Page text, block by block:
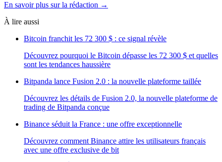
En savoir plus sur la rédaction →
À lire aussi
Bitcoin franchit les 72 300 $ : ce signal révèle
Découvrez pourquoi le Bitcoin dépasse les 72 300 $ et quelles
sont les tendances haussière
Bitpanda lance Fusion 2.0 : la nouvelle plateforme taillée
Découvrez les détails de Fusion 2.0, la nouvelle plateforme de
trading de Bitpanda conçue
Binance séduit la France : une offre exceptionnelle
Découvrez comment Binance attire les utilisateurs français
avec une offre exclusive de bit